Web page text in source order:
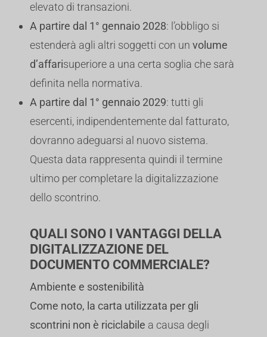
elevato di transazioni.
A partire dal 1° gennaio 2028: l’obbligo si
estenderà agli altri soggetti con un volume
d’affarisuperiore a una certa soglia che sarà
definita nella normativa.
A partire dal 1° gennaio 2029: tutti gli
esercenti, indipendentemente dal fatturato,
dovranno adeguarsi al nuovo sistema.
Questa data rappresenta quindi il termine
ultimo per completare la digitalizzazione
dello scontrino.
QUALI SONO I VANTAGGI DELLA
DIGITALIZZAZIONE DEL
DOCUMENTO COMMERCIALE?
Ambiente e sostenibilità
Come noto, la carta utilizzata per gli
scontrini non è riciclabile a causa degli